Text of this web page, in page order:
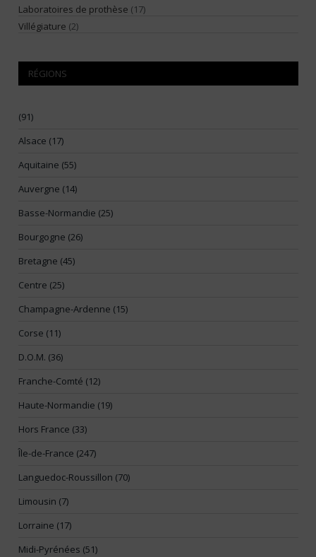
Laboratoires de prothèse (17)
Villégiature (2)
RÉGIONS
(91)
Alsace (17)
Aquitaine (55)
Auvergne (14)
Basse-Normandie (25)
Bourgogne (26)
Bretagne (45)
Centre (25)
Champagne-Ardenne (15)
Corse (11)
D.O.M. (36)
Franche-Comté (12)
Haute-Normandie (19)
Hors France (33)
Île-de-France (247)
Languedoc-Roussillon (70)
Limousin (7)
Lorraine (17)
Midi-Pyrénées (51)